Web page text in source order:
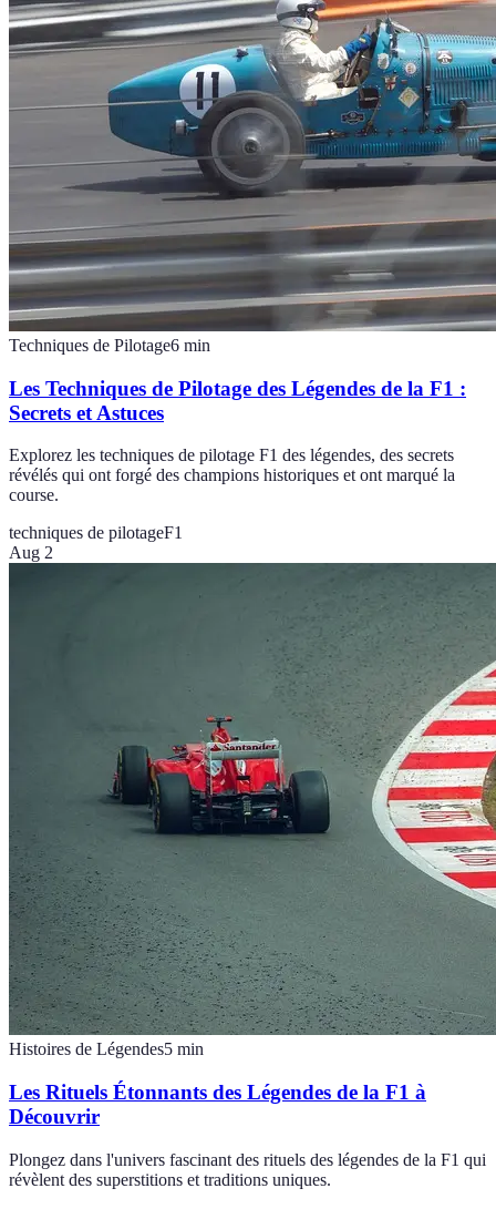
Techniques de Pilotage6 min
Les Techniques de Pilotage des Légendes de la F1 :
Secrets et Astuces
Explorez les techniques de pilotage F1 des légendes, des secrets
révélés qui ont forgé des champions historiques et ont marqué la
course.
techniques de pilotageF1
Aug 2
Histoires de Légendes5 min
Les Rituels Étonnants des Légendes de la F1 à
Découvrir
Plongez dans l'univers fascinant des rituels des légendes de la F1 qui
révèlent des superstitions et traditions uniques.